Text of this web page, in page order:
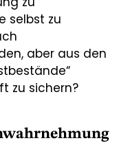
selbst zu
aber aus den
zu sichern?